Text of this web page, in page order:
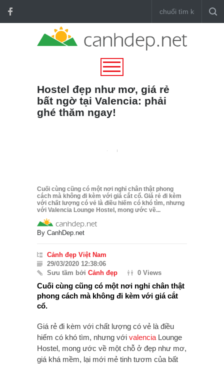
Hostel đẹp như mơ, giá rẻ
bất ngờ tại Valencia: phải
ghé thăm ngay!
Cuối cùng cũng có một nơi nghỉ chân thật phong
cách mà không đi kèm với giá cắt cổ. Giá rẻ đi kèm
với chất lượng có vẻ là điều hiếm có khó tìm, nhưng
với Valencia Lounge Hostel, mong ước về...
By CanhDep.net
Cảnh đẹp Việt Nam
29/03/2020 12:38:06
Sưu tầm bởi Cảnh đẹp 0 Views
Cuối cùng cũng có một nơi nghỉ chân thật
phong cách mà không đi kèm với giá cắt
cổ.
Giá rẻ đi kèm với chất lượng có vẻ là điều
hiếm có khó tìm, nhưng với valencia Lounge
Hostel, mong ước về một chỗ ở đẹp như mơ,
giá khá mềm, lại mới mẻ tinh tươm của bất